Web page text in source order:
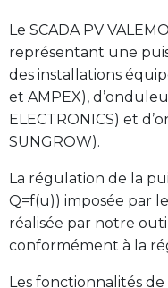
Le SCADA PV
représentant une
des installations
et AMPEX),
ELECTRONICS) et
SUNGROW).
La régulation de la
Q=f(u)) imposée par
réalisée par notre
conformément à la
Les fonctionnalités